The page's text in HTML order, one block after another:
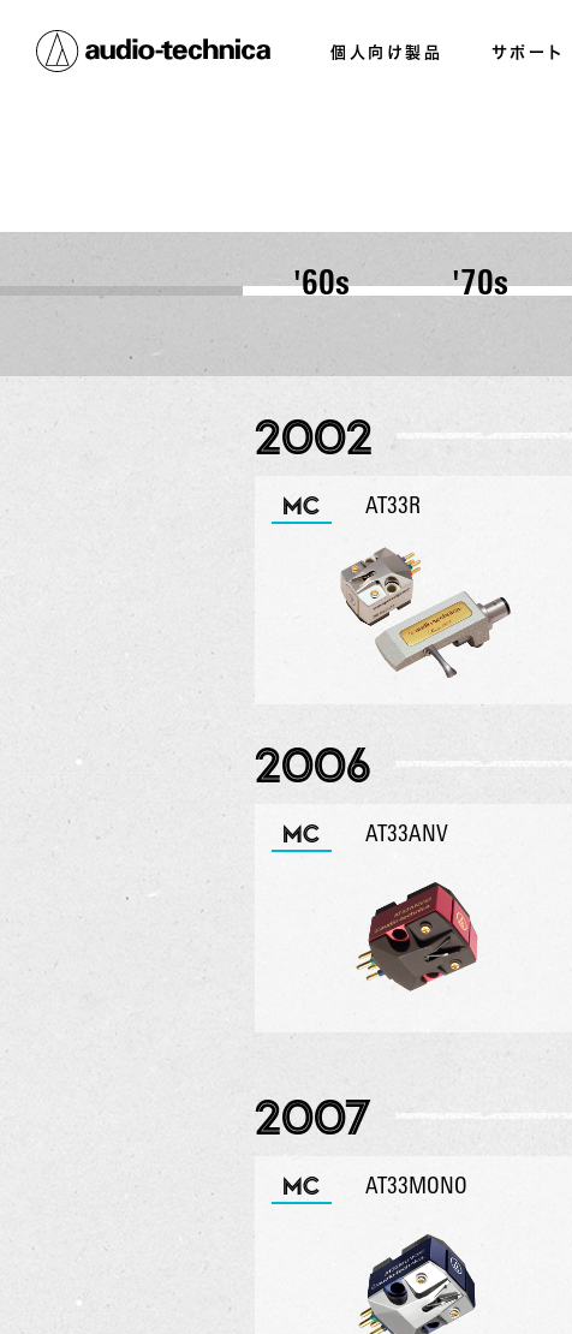
個人向け製品 サポート
'60s '70s
2002
MC AT33R
2006
MC AT33ANV
2007
MC AT33MONO